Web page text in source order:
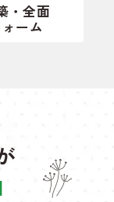
・全面
ーム